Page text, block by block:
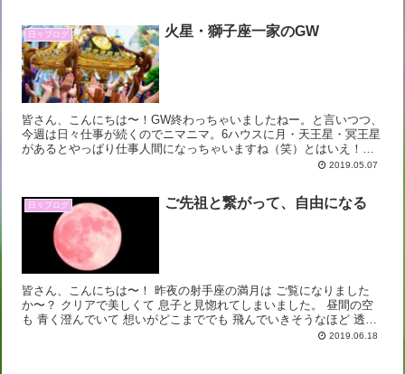
日々ブログ 火星・獅子座一家のGW
皆さん、こんにちは〜！GW終わっちゃいましたねー。と言いつつ、
今週は日々仕事が続くのでニマニマ。6ハウスに月・天王星・冥王星
があるとやっぱり仕事人間になっちゃいますね（笑）とはいえ！私
は5ハウスが強いので遊びも大事なのです。さらに我が家は親...
2019.05.07
日々ブログ ご先祖と繋がって、自由になる
皆さん、こんにちは〜！ 昨夜の射手座の満月は ご覧になりました
か〜？ クリアで美しくて 息子と見惚れてしまいました。 昼間の空
も 青く澄んでいて 想いがどこまででも 飛んでいきそうなほど 透明
2019.06.18